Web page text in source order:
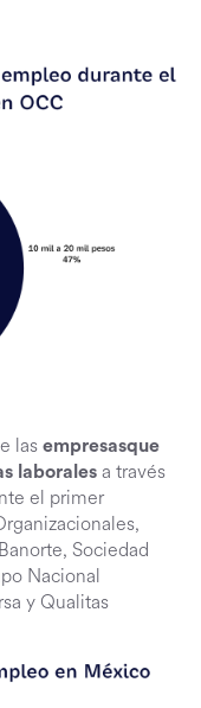
las empresasque
laborales a través
el primer
Sociedad
Nacional
y Qualitas